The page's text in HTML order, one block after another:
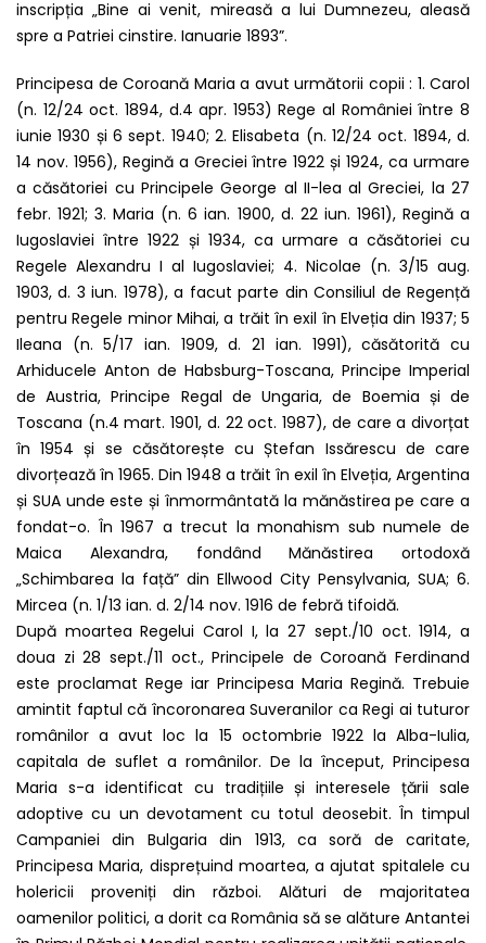
inscripția „Bine ai venit, mireasă a lui Dumnezeu, aleasă
spre a Patriei cinstire. Ianuarie 1893”.
Principesa de Coroană Maria a avut următorii copii : 1. Carol
(n. 12/24 oct. 1894, d.4 apr. 1953) Rege al României între 8
iunie 1930 și 6 sept. 1940; 2. Elisabeta (n. 12/24 oct. 1894, d.
14 nov. 1956), Regină a Greciei între 1922 și 1924, ca urmare
a căsătoriei cu Principele George al II-lea al Greciei, la 27
febr. 1921; 3. Maria (n. 6 ian. 1900, d. 22 iun. 1961), Regină a
Iugoslaviei între 1922 și 1934, ca urmare a căsătoriei cu
Regele Alexandru I al Iugoslaviei; 4. Nicolae (n. 3/15 aug.
1903, d. 3 iun. 1978), a facut parte din Consiliul de Regență
pentru Regele minor Mihai, a trăit în exil în Elveția din 1937; 5
Ileana (n. 5/17 ian. 1909, d. 21 ian. 1991), căsătorită cu
Arhiducele Anton de Habsburg-Toscana, Principe Imperial
de Austria, Principe Regal de Ungaria, de Boemia și de
Toscana (n.4 mart. 1901, d. 22 oct. 1987), de care a divorțat
în 1954 și se căsătorește cu Ștefan Issărescu de care
divorțează în 1965. Din 1948 a trăit în exil în Elveția, Argentina
și SUA unde este și înmormântată la mănăstirea pe care a
fondat-o. În 1967 a trecut la monahism sub numele de
Maica Alexandra, fondând Mănăstirea ortodoxă
„Schimbarea la față” din Ellwood City Pensylvania, SUA; 6.
Mircea (n. 1/13 ian. d. 2/14 nov. 1916 de febră tifoidă.
După moartea Regelui Carol I, la 27 sept./10 oct. 1914, a
doua zi 28 sept./11 oct., Principele de Coroană Ferdinand
este proclamat Rege iar Principesa Maria Regină. Trebuie
amintit faptul că încoronarea Suveranilor ca Regi ai tuturor
românilor a avut loc la 15 octombrie 1922 la Alba-Iulia,
capitala de suflet a românilor. De la început, Principesa
Maria s-a identificat cu tradițiile și interesele țării sale
adoptive cu un devotament cu totul deosebit. În timpul
Campaniei din Bulgaria din 1913, ca soră de caritate,
Principesa Maria, disprețuind moartea, a ajutat spitalele cu
holericii proveniți din război. Alături de majoritatea
oamenilor politici, a dorit ca România să se alăture Antantei